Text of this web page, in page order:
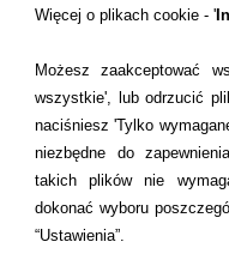
Więcej o plikach cookie - '
Możesz zaakceptować
wszystkie', lub odrzucić
naciśniesz 'Tylko
niezbędne do
takich plików nie
dokonać wyboru
“Ustawienia”.
Dostawcy
Kontakt
+48 22 113 4446